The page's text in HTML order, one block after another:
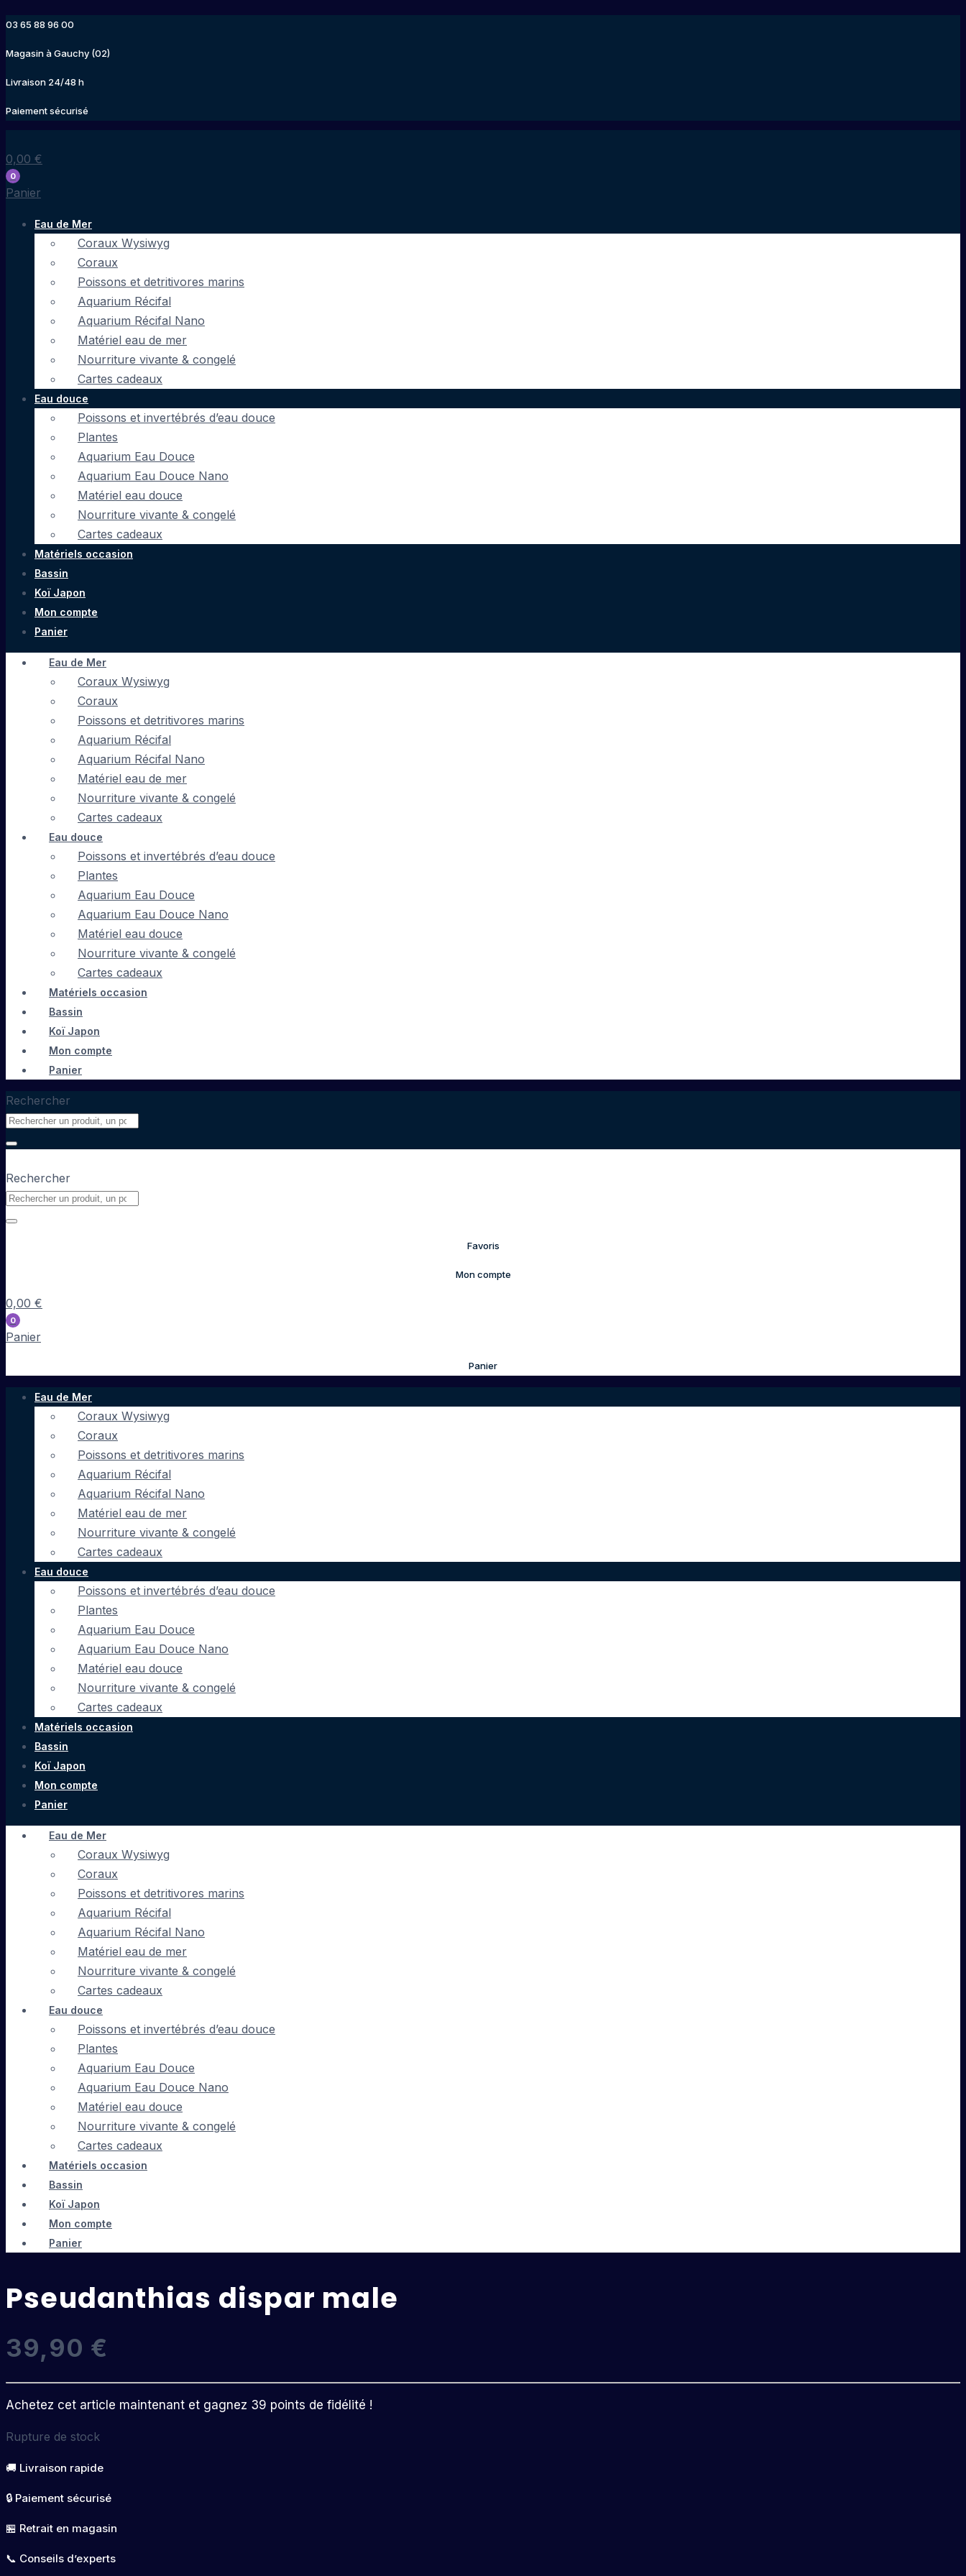
contenu
03 65 88 96 00
Magasin à Gauchy (02)
Livraison 24/48 h
Paiement sécurisé
0,00 €
0
Panier
Eau de Mer
Coraux Wysiwyg
Coraux
Poissons et detritivores marins
Aquarium Récifal
Aquarium Récifal Nano
Matériel eau de mer
Nourriture vivante & congelé
Cartes cadeaux
Eau douce
Poissons et invertébrés d’eau douce
Plantes
Aquarium Eau Douce
Aquarium Eau Douce Nano
Matériel eau douce
Nourriture vivante & congelé
Cartes cadeaux
Matériels occasion
Bassin
Koï Japon
Mon compte
Panier
Eau de Mer
Coraux Wysiwyg
Coraux
Poissons et detritivores marins
Aquarium Récifal
Aquarium Récifal Nano
Matériel eau de mer
Nourriture vivante & congelé
Cartes cadeaux
Eau douce
Poissons et invertébrés d’eau douce
Plantes
Aquarium Eau Douce
Aquarium Eau Douce Nano
Matériel eau douce
Nourriture vivante & congelé
Cartes cadeaux
Matériels occasion
Bassin
Koï Japon
Mon compte
Panier
Rechercher
Rechercher
Favoris
Mon compte
0,00 €
0
Panier
Panier
Eau de Mer
Coraux Wysiwyg
Coraux
Poissons et detritivores marins
Aquarium Récifal
Aquarium Récifal Nano
Matériel eau de mer
Nourriture vivante & congelé
Cartes cadeaux
Eau douce
Poissons et invertébrés d’eau douce
Plantes
Aquarium Eau Douce
Aquarium Eau Douce Nano
Matériel eau douce
Nourriture vivante & congelé
Cartes cadeaux
Matériels occasion
Bassin
Koï Japon
Mon compte
Panier
Eau de Mer
Coraux Wysiwyg
Coraux
Poissons et detritivores marins
Aquarium Récifal
Aquarium Récifal Nano
Matériel eau de mer
Nourriture vivante & congelé
Cartes cadeaux
Eau douce
Poissons et invertébrés d’eau douce
Plantes
Aquarium Eau Douce
Aquarium Eau Douce Nano
Matériel eau douce
Nourriture vivante & congelé
Cartes cadeaux
Matériels occasion
Bassin
Koï Japon
Mon compte
Panier
Pseudanthias dispar male
39,90 €
Achetez cet article maintenant et gagnez 39 points de fidélité !
Rupture de stock
🚚 Livraison rapide
🔒 Paiement sécurisé
🏪 Retrait en magasin
📞 Conseils d’experts